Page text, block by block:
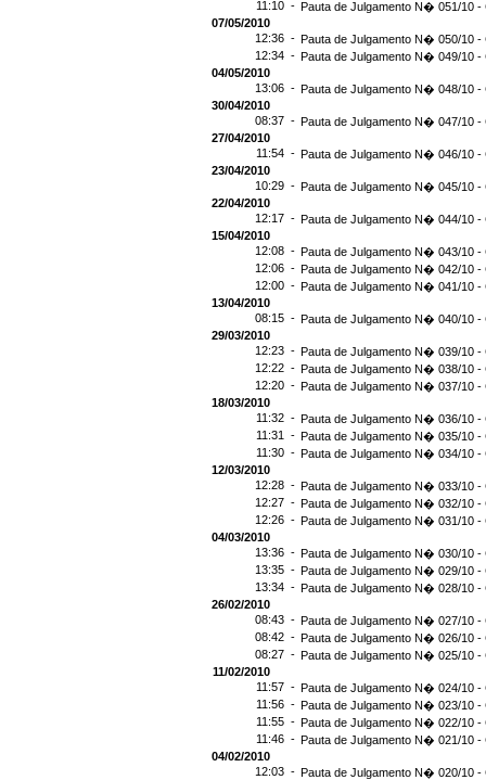
11:10 - Pauta de Julgamento N� 051/10 -
07/05/2010
12:36 - Pauta de Julgamento N� 050/10 -
12:34 - Pauta de Julgamento N� 049/10 -
04/05/2010
13:06 - Pauta de Julgamento N� 048/10 -
30/04/2010
08:37 - Pauta de Julgamento N� 047/10 -
27/04/2010
11:54 - Pauta de Julgamento N� 046/10 -
23/04/2010
10:29 - Pauta de Julgamento N� 045/10 -
22/04/2010
12:17 - Pauta de Julgamento N� 044/10 -
15/04/2010
12:08 - Pauta de Julgamento N� 043/10 -
12:06 - Pauta de Julgamento N� 042/10 -
12:00 - Pauta de Julgamento N� 041/10 -
13/04/2010
08:15 - Pauta de Julgamento N� 040/10 -
29/03/2010
12:23 - Pauta de Julgamento N� 039/10 -
12:22 - Pauta de Julgamento N� 038/10 -
12:20 - Pauta de Julgamento N� 037/10 -
18/03/2010
11:32 - Pauta de Julgamento N� 036/10 -
11:31 - Pauta de Julgamento N� 035/10 -
11:30 - Pauta de Julgamento N� 034/10 -
12/03/2010
12:28 - Pauta de Julgamento N� 033/10 -
12:27 - Pauta de Julgamento N� 032/10 -
12:26 - Pauta de Julgamento N� 031/10 -
04/03/2010
13:36 - Pauta de Julgamento N� 030/10 -
13:35 - Pauta de Julgamento N� 029/10 -
13:34 - Pauta de Julgamento N� 028/10 -
26/02/2010
08:43 - Pauta de Julgamento N� 027/10 -
08:42 - Pauta de Julgamento N� 026/10 -
08:27 - Pauta de Julgamento N� 025/10 -
11/02/2010
11:57 - Pauta de Julgamento N� 024/10 -
11:56 - Pauta de Julgamento N� 023/10 -
11:55 - Pauta de Julgamento N� 022/10 -
11:46 - Pauta de Julgamento N� 021/10 -
04/02/2010
12:03 - Pauta de Julgamento N� 020/10 -